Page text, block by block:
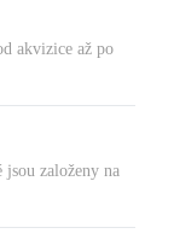
akvizice až po
založeny na